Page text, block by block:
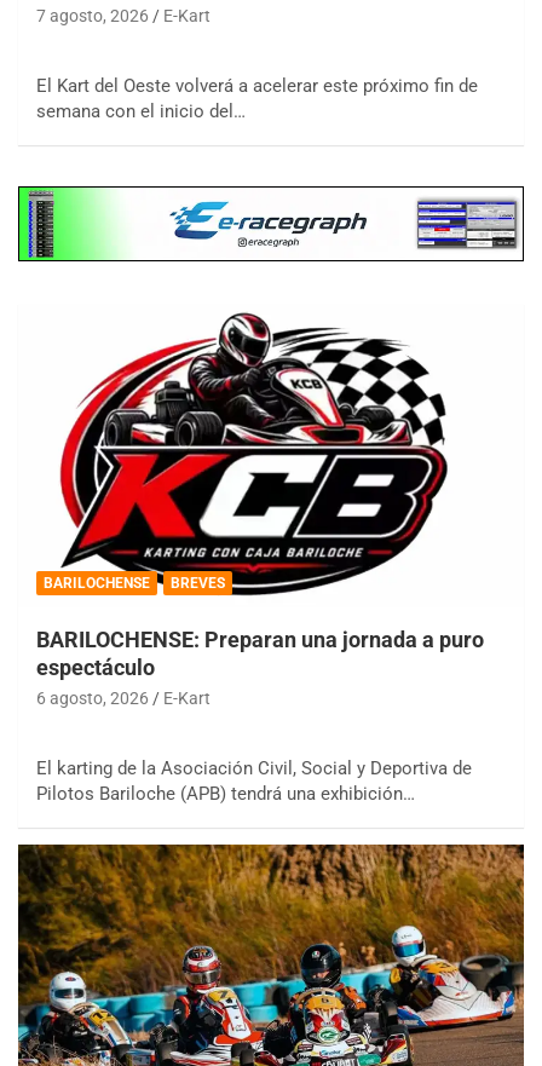
7 agosto, 2026 E-Kart
El Kart del Oeste volverá a acelerar este próximo fin de
semana con el inicio del…
BARILOCHENSE BREVES
BARILOCHENSE: Preparan una jornada a puro
espectáculo
6 agosto, 2026 E-Kart
El karting de la Asociación Civil, Social y Deportiva de
Pilotos Bariloche (APB) tendrá una exhibición…